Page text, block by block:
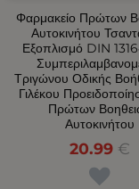
Φαρμακείο Πρώτων
Αυτοκινήτου
Εξοπλισμό DIN
Τριγώνου Οδικής
Γιλέκου
Πρώτων
Αυτοκινήτου
20.99 €